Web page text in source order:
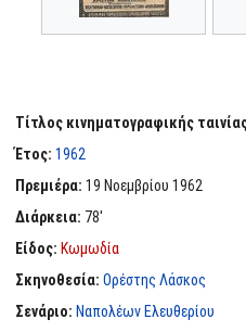
Τίτλος κινηματογραφικής
Έτος: 1962
Πρεμιέρα: 19 Νοεμβρίου 1962
Διάρκεια: 78'
Είδος: Κωμωδία
Σκηνοθεσία: Ορέστης Λάσκος
Σενάριο: Ναπολέων Ελευθερίου